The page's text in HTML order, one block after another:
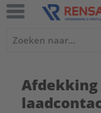
Afdekking